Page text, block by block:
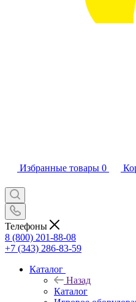
Избранные товары 0
Телефоны
8 (800) 201-88-08
+7 (343) 286-83-59
Каталог
Назад
Каталог